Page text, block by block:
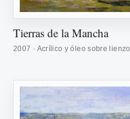
Tierras de la Mancha
2007 · Acrílico y óleo sobre lienzo